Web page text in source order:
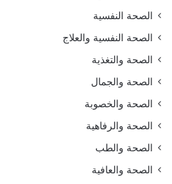
الصحة النفسية
الصحة النفسية والعلاج
الصحة والتغذية
الصحة والجمال
الصحة والخصوبة
الصحة والرفاهية
الصحة والطب
الصحة والعافية